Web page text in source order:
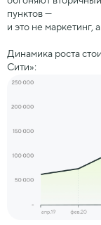
пунктов —
и это не маркетинг,
Динамика роста
Сити»: